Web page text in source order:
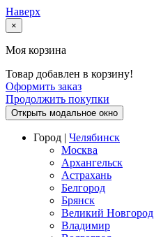
Наверх
×
Моя корзина
Товар добавлен в корзину!
Оформить заказ
Продолжить покупки
Открыть модальное окно
Город | Челябинск
Москва
Архангельск
Астрахань
Белгород
Брянск
Великий Новгород
Владимир